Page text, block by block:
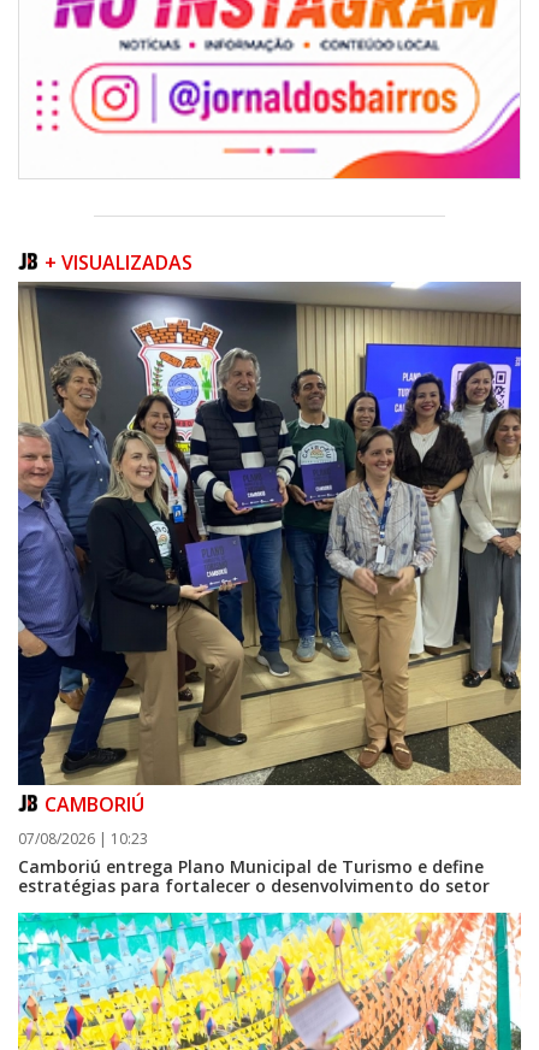
08/08/2026 | 07:00
Teatro Bruno Nitz terá concerto “Rock ao Piano” neste sábado
BALNEÁRIO CAMBORIÚ
08/08/2026 | 07:00
Setor judicial de medicamentos de BC estará fechado nos dias 10 e 11 de
agosto para realização de inventário
+ VISUALIZADAS
CAMBORIÚ
07/08/2026 | 10:23
Camboriú entrega Plano Municipal de Turismo e define
estratégias para fortalecer o desenvolvimento do setor